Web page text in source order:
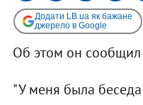
Додати LB.ua як бажане
джерело в Google
Об этом он
"У меня была